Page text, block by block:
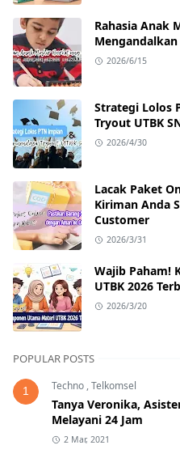
Rahasia Anak
2026/6/15
Strategi Lolos
Tryout UTBK
2026/4/30
Lacak Paket
Kiriman Anda
Customer
2026/3/31
Wajib Paham!
UTBK 2026
2026/3/20
POPULAR POSTS
1 Techno ,Telkomsel
Tanya Veronika,
Melayani 24 Jam
2 Mar, 2021